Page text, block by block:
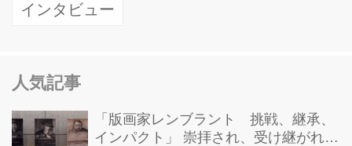
インタビュー
人気記事
「版画家レンブラント 挑戦、継承、
インパクト」 崇拝され、受け継がれ、